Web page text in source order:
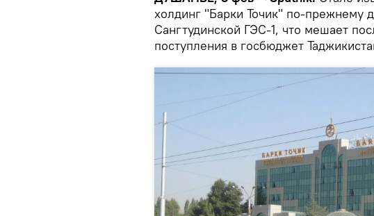
холдинг "Барки Точик" по-прежнему
Сангтудинской ГЭС-1, что мешает
поступления в госбюджет